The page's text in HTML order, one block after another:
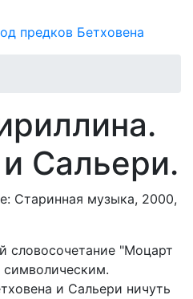
предков Бетховена
Сальери.
Старинная музыка, 2000,
словосочетание "Моцарт
и Сальери ничуть